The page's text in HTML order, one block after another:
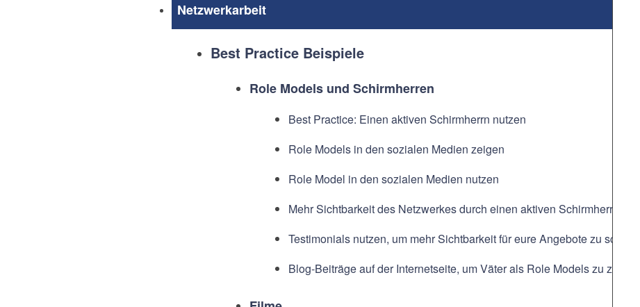
Netzwerkarbeit
Best Practice Beispiele
Role Models und Schirmherren
Best Practice: Einen aktiven Schirmherrn nutzen
Role Models in den sozialen Medien zeigen
Role Model in den sozialen Medien nutzen
Mehr Sichtbarkeit des Netzwerkes durch einen aktiven Schirmherrn
Testimonials nutzen, um mehr Sichtbarkeit für eure Angebote zu schaffen
Blog-Beiträge auf der Internetseite, um Väter als Role Models zu zeigen